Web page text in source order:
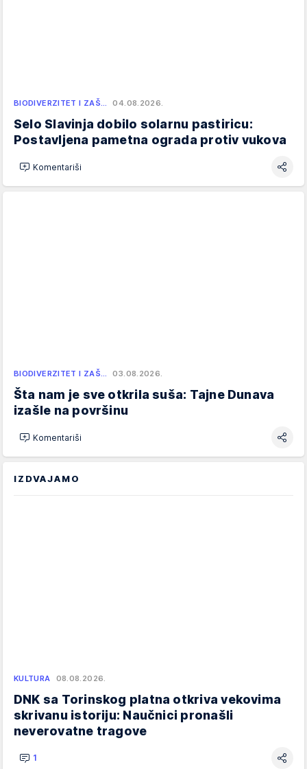
BIODIVERZITET I ZAŠ… 04.08.2026.
Selo Slavinja dobilo solarnu pastiricu:
Postavljena pametna ograda protiv vukova
Komentariši
BIODIVERZITET I ZAŠ… 03.08.2026.
Šta nam je sve otkrila suša: Tajne Dunava
izašle na površinu
Komentariši
IZDVAJAMO
KULTURA 08.08.2026.
DNK sa Torinskog platna otkriva vekovima
skrivanu istoriju: Naučnici pronašli
neverovatne tragove
1